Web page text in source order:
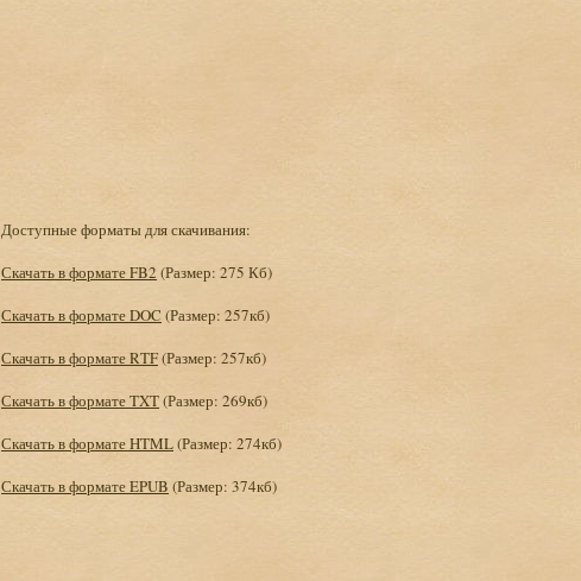
Доступные форматы для скачивания:
Скачать в формате FB2 (Размер: 275 Кб)
Скачать в формате DOC (Размер: 257кб)
Скачать в формате RTF(Размер: 257кб)
Скачать в формате TXT(Размер: 269кб)
Скачать в формате HTML(Размер: 274кб)
Скачать в формате EPUB (Размер: 374кб)